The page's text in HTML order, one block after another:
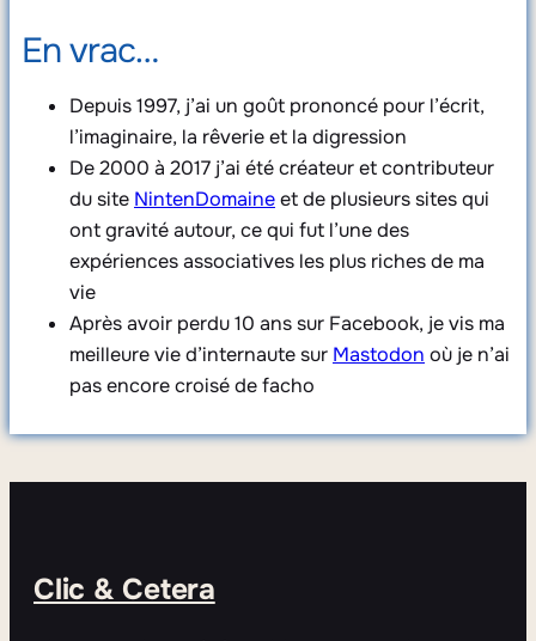
En vrac…
Depuis 1997, j’ai un goût prononcé pour l’écrit,
l’imaginaire, la rêverie et la digression
De 2000 à 2017 j’ai été créateur et contributeur
du site NintenDomaineet de plusieurs sites qui
ont gravité autour, ce qui fut l’une des
expériences associatives les plus riches de ma
vie
Après avoir perdu 10 ans sur Facebook, je vis ma
meilleure vie d’internaute sur Mastodon où je n’ai
pas encore croisé de facho
Clic & Cetera